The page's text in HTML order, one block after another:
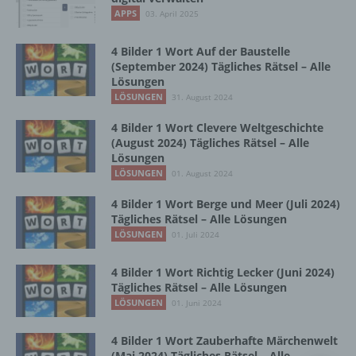
APPS 03. April 2025
4 Bilder 1 Wort Auf der Baustelle
(September 2024) Tägliches Rätsel – Alle
Lösungen
LÖSUNGEN 31. August 2024
4 Bilder 1 Wort Clevere Weltgeschichte
(August 2024) Tägliches Rätsel – Alle
Lösungen
LÖSUNGEN 01. August 2024
4 Bilder 1 Wort Berge und Meer (Juli 2024)
Tägliches Rätsel – Alle Lösungen
LÖSUNGEN 01. Juli 2024
4 Bilder 1 Wort Richtig Lecker (Juni 2024)
Tägliches Rätsel – Alle Lösungen
LÖSUNGEN 01. Juni 2024
4 Bilder 1 Wort Zauberhafte Märchenwelt
Zusammenhang mit personenbezogenen
Organisation, das Ordnen, die Speicherung,
die Anpassung oder Veränderung, das
Auslesen, das Abfragen, die Verwendung,
die Offenlegung durch Übermittlung,
Bereitstellung, den Abgleich oder die
Verknüpfung, die Einschränkung, das
Löschen oder die Vernichtung.
d) Einschränkung der Verarbeitung
Einschränkung der Verarbeitung ist die
Markierung gespeicherter
personenbezogener Daten mit dem Ziel, ihre
künftige Verarbeitung einzuschränken.
e) Profiling